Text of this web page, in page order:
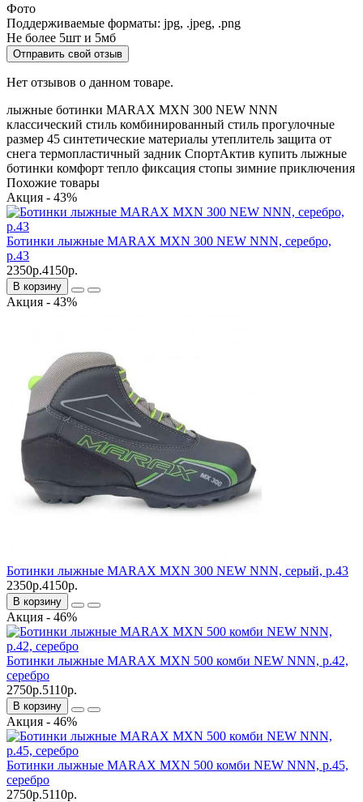
Фото
Поддерживаемые форматы: jpg, .jpeg, .png
Не более 5шт и 5мб
Отправить свой отзыв
Нет отзывов о данном товаре.
лыжные ботинки MARAX MXN 300 NEW NNN
классический стиль комбинированный стиль прогулочные
размер 45 синтетические материалы утеплитель защита от
снега термопластичный задник СпортАктив купить лыжные
ботинки комфорт тепло фиксация стопы зимние приключения
Похожие товары
Акция - 43%
Ботинки лыжные MARAX MXN 300 NEW NNN, серебро,
р.43
2350р.4150р.
В корзину
Акция - 43%
Ботинки лыжные MARAX MXN 300 NEW NNN, серый, р.43
2350р.4150р.
В корзину
Акция - 46%
Ботинки лыжные MARAX MXN 500 комби NEW NNN, р.42,
серебро
2750р.5110р.
В корзину
Акция - 46%
Ботинки лыжные MARAX MXN 500 комби NEW NNN, р.45,
серебро
2750р.5110р.